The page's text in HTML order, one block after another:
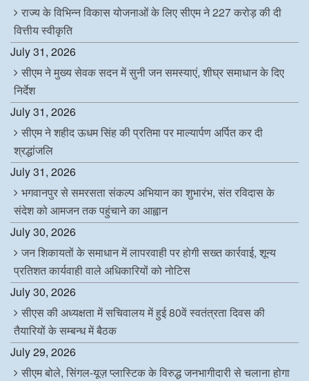
राज्य के विभिन्न विकास योजनाओं के लिए सीएम ने 227 करोड़ की दी
वित्तीय स्वीकृति
July 31, 2026
सीएम ने मुख्य सेवक सदन में सुनी जन समस्याएं, शीघ्र समाधान के दिए
निर्देश
July 31, 2026
सीएम ने शहीद ऊधम सिंह की प्रतिमा पर माल्यार्पण अर्पित कर दी
श्रद्धांजलि
July 31, 2026
भगवानपुर से समरसता संकल्प अभियान का शुभारंभ, संत रविदास के
संदेश को आमजन तक पहुंचाने का आह्वान
July 30, 2026
जन शिकायतों के समाधान में लापरवाही पर होगी सख्त कार्रवाई, शून्य
प्रतिशत कार्यवाही वाले अधिकारियों को नोटिस
July 30, 2026
सीएस की अध्यक्षता में सचिवालय में हुई 80वें स्वतंत्रता दिवस की
तैयारियों के सम्बन्ध में बैठक
July 29, 2026
सीएम बोले, सिंगल-यूज़ प्लास्टिक के विरुद्ध जनभागीदारी से चलाना होगा